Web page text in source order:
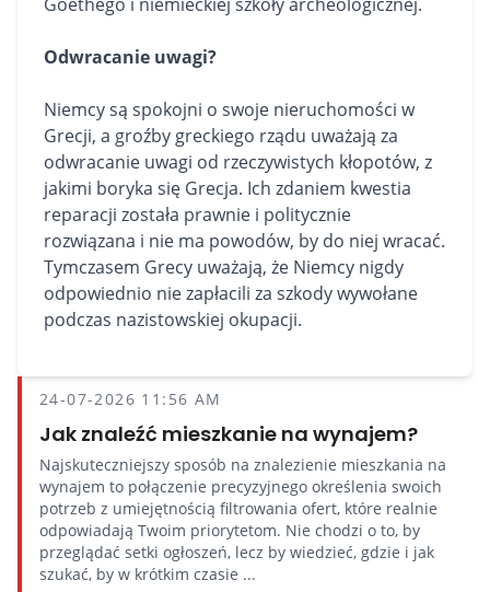
Odwracanie uwagi?
Niemcy są spokojni o swoje nieruchomości w
Grecji, a groźby greckiego rządu uważają za
odwracanie uwagi od rzeczywistych kłopotów, z
jakimi boryka się Grecja. Ich zdaniem kwestia
reparacji została prawnie i politycznie
rozwiązana i nie ma powodów, by do niej wracać.
Tymczasem Grecy uważają, że Niemcy nigdy
odpowiednio nie zapłacili za szkody wywołane
podczas nazistowskiej okupacji.
24-07-2026 11:56 AM
Jak znaleźć mieszkanie na wynajem?
Najskuteczniejszy sposób na znalezienie mieszkania na
wynajem to połączenie precyzyjnego określenia swoich
potrzeb z umiejętnością filtrowania ofert, które realnie
odpowiadają Twoim priorytetom. Nie chodzi o to, by
przeglądać setki ogłoszeń, lecz by wiedzieć, gdzie i jak
szukać, by w krótkim czasie ...